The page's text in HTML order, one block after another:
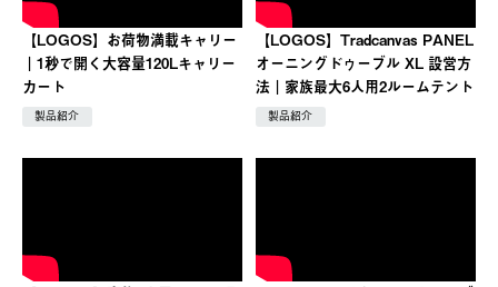
【LOGOS】お荷物満載キャリー
｜1秒で開く大容量120Lキャリー
カート
製品紹介
【LOGOS】Tradcanvas PANEL
オーニングドゥーブル XL 設営方
法｜家族最大6人用2ルームテント
製品紹介